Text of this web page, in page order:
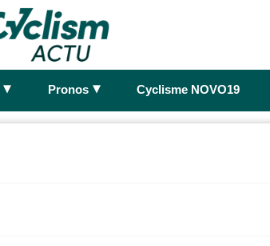
► Pronos ► Cyclisme NOVO19